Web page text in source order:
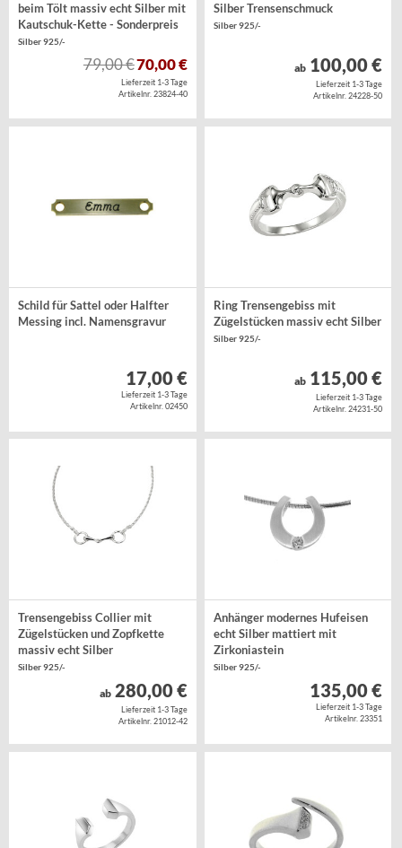
beim Tölt massiv echt Silber mit
Kautschuk-Kette - Sonderpreis
Silber 925/-
79,00 €70,00 €
Lieferzeit 1-3 Tage
Artikelnr. 23824-40
Silber Trensenschmuck
Silber 925/-
ab 100,00 €
Lieferzeit 1-3 Tage
Artikelnr. 24228-50
Schild für Sattel oder Halfter
Messing incl. Namensgravur
17,00 €
Lieferzeit 1-3 Tage
Artikelnr. 02450
Ring Trensengebiss mit
Zügelstücken massiv echt Silber
Silber 925/-
ab 115,00 €
Lieferzeit 1-3 Tage
Artikelnr. 24231-50
Trensengebiss Collier mit
Zügelstücken und Zopfkette
massiv echt Silber
Silber 925/-
ab280,00 €
Lieferzeit 1-3 Tage
Artikelnr. 21012-42
Anhänger modernes Hufeisen
echt Silber mattiert mit
Zirkoniastein
Silber 925/-
135,00 €
Lieferzeit 1-3 Tage
Artikelnr. 23351